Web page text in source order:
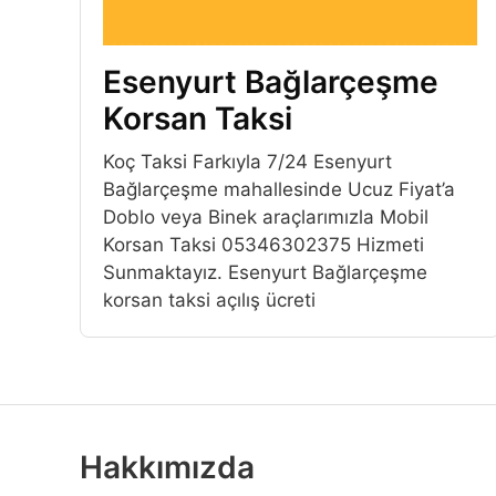
Esenyurt Bağlarçeşme
Korsan Taksi
Koç Taksi Farkıyla 7/24 Esenyurt
Bağlarçeşme mahallesinde Ucuz Fiyat’a
Doblo veya Binek araçlarımızla Mobil
Korsan Taksi 05346302375 Hizmeti
Sunmaktayız. Esenyurt Bağlarçeşme
korsan taksi açılış ücreti
Hakkımızda